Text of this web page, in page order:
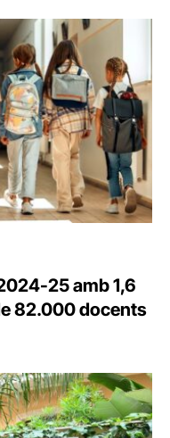
25 amb 1,6
82.000 docents